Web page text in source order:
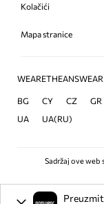
Kolačići
Mapa stranice
BG CY CZ GR
UA
UA(RU)
Sadržaj ove